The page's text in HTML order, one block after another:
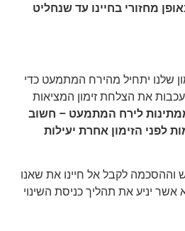
מחזורי בחיינו עד שנחליט
שלנו יתחיל מהירח המתמעט כדי
את הצלחת זימון המציאות
לירח המתמעט – חשוב
לפני הזימון אחרת יעילות
וההסכמה לקבל אל חיינו את שאנו
יניע את תהליך כניסת השינוי